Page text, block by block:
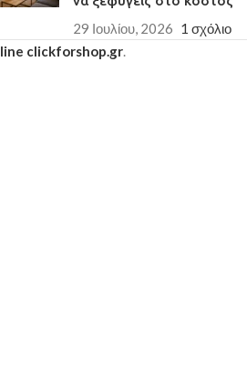
29 Ιουλίου, 2026 1 σχόλιο
clickforshop.gr.